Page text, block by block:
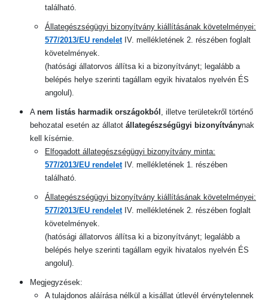
található.
Állategészségügyi bizonyítvány kiállításának követelményei:
577/2013/EU rendelet IV. mellékletének 2. részében foglalt
követelmények.
(hatósági állatorvos állítsa ki a bizonyítványt; legalább a
belépés helye szerinti tagállam egyik hivatalos nyelvén ÉS
angolul).
A nem listás harmadik országokból , illetve területekről történő
behozatal esetén az állatot állategészségügyi bizonyítványnak
kell kísérnie.
Elfogadott állategészségügyi bizonyítvány minta:
577/2013/EU rendelet IV. mellékletének 1. részében
található.
Állategészségügyi bizonyítvány kiállításának követelményei:
577/2013/EU rendelet IV. mellékletének 2. részében foglalt
követelmények.
(hatósági állatorvos állítsa ki a bizonyítványt; legalább a
belépés helye szerinti tagállam egyik hivatalos nyelvén ÉS
angolul).
Megjegyzések:
A tulajdonos aláírása nélkül a kisállat útlevél érvénytelennek